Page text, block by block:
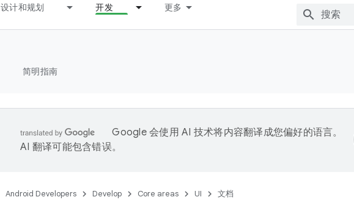
设计和规划 开发 更多
简明指南
Google 会使用 AI 技术将内容翻译成您偏好的语言。
AI 翻译可能包含错误。
Android Developers Develop Core areas UI 文档